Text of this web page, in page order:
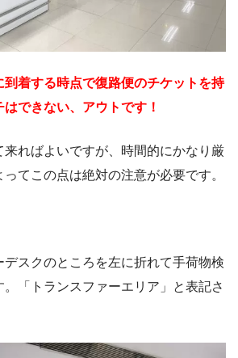
到着する時点で復路便のチケットを持
できない、アウトです！
来ればよいですが、時間的にかなり厳
てこの点は絶対の注意が必要です。
デスクのところを左に折れて手荷物検
「トランスファーエリア」と表記さ